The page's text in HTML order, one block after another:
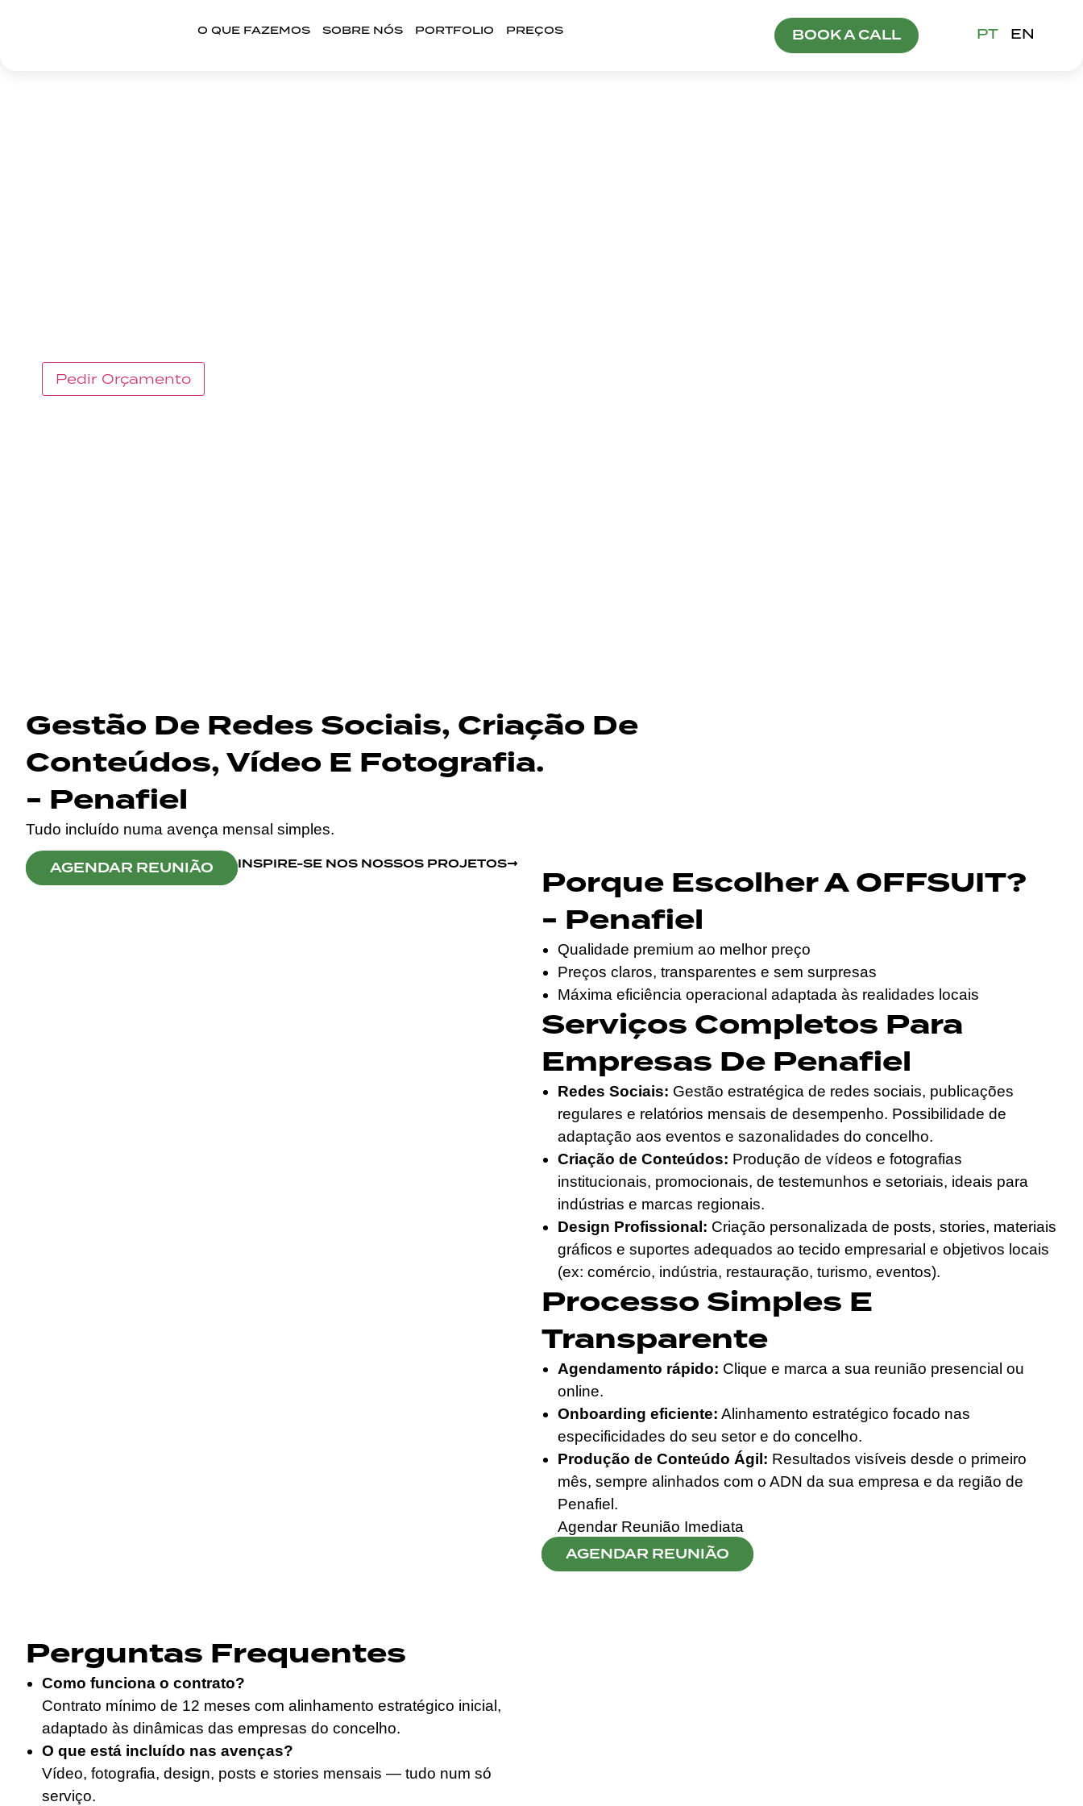
O QUE FAZEMOS SOBRE NÓS PORTFOLIO PREÇOS BOOK A CALL PT EN
Pedir Orçamento
Gestão De Redes Sociais, Criação De
Conteúdos, Vídeo E Fotografia.
- Penafiel
Tudo incluído numa avença mensal simples.
AGENDAR REUNIÃO INSPIRE-SE NOS NOSSOS PROJETOS
Porque Escolher A OFFSUIT?
- Penafiel
Qualidade premium ao melhor preço
Preços claros, transparentes e sem surpresas
Máxima eficiência operacional adaptada às realidades locais
Serviços Completos Para
Empresas De Penafiel
Redes Sociais: Gestão estratégica de redes sociais, publicações
regulares e relatórios mensais de desempenho. Possibilidade de
adaptação aos eventos e sazonalidades do concelho.
Criação de Conteúdos: Produção de vídeos e fotografias
institucionais, promocionais, de testemunhos e setoriais, ideais para
indústrias e marcas regionais.
Design Profissional: Criação personalizada de posts, stories, materiais
gráficos e suportes adequados ao tecido empresarial e objetivos locais
(ex: comércio, indústria, restauração, turismo, eventos).
Processo Simples E
Transparente
Agendamento rápido: Clique e marca a sua reunião presencial ou
online.
Onboarding eficiente: Alinhamento estratégico focado nas
especificidades do seu setor e do concelho.
Produção de Conteúdo Ágil: Resultados visíveis desde o primeiro
mês, sempre alinhados com o ADN da sua empresa e da região de
Penafiel.
Agendar Reunião Imediata
AGENDAR REUNIÃO
Perguntas Frequentes
Como funciona o contrato?
Contrato mínimo de 12 meses com alinhamento estratégico inicial,
adaptado às dinâmicas das empresas do concelho.
O que está incluído nas avenças?
Vídeo, fotografia, design, posts e stories mensais — tudo num só
serviço.